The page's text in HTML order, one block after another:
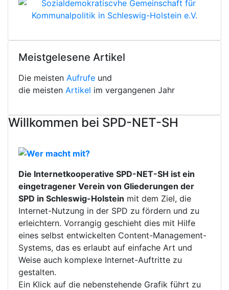
Meistgelesene Artikel
Die meisten Aufrufe und
die meisten Artikel im vergangenen Jahr
Willkommen bei SPD-NET-SH
Die Internetkooperative SPD-NET-SH ist ein
eingetragener Verein von Gliederungen der
SPD in Schleswig-Holstein mit dem Ziel, die
Internet-Nutzung in der SPD zu fördern und zu
erleichtern. Vorrangig geschieht dies mit Hilfe
eines selbst entwickelten Content-Management-
Systems, das es erlaubt auf einfache Art und
Weise auch komplexe Internet-Auftritte zu
gestalten.
Ein Klick auf die nebenstehende Grafik führt zu